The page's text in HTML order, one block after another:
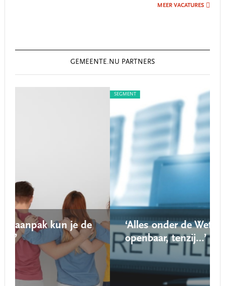
MEER VACATURES
GEMEENTE.NU PARTNERS
‘Alles onder de Wet open overheid is
openbaar, tenzij…’